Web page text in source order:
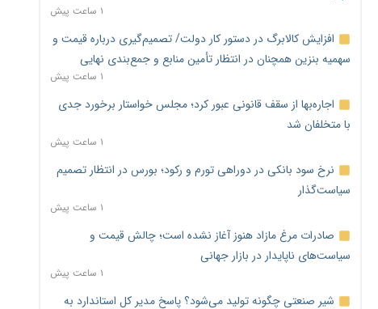
۱ ساعت پیش
افزایش کالابرگ در دستور کار دولت/ تصمیم‌گیری درباره قیمت و
سهمیه بنزین همچنان در انتظار تأمین منابع و جمع‌بندی نهایی
۱ ساعت پیش
اجاره‌بها از سقف قانونی عبور کرد؛ مجلس خواستار برخورد جدی
با متخلفان شد
۱ ساعت پیش
نرخ سود بانکی در دوراهی تورم و رکود؛ بورس در انتظار تصمیم
سیاست‌گذار
۱ ساعت پیش
صادرات مرغ مازاد هنوز آغاز نشده است؛ چالش قیمت و
سیاست‌های ناپایدار در بازار جهانی
۱ ساعت پیش
شیر صنعتی چگونه تولید می‌شود؟ پاسخ مدیر کل استاندارد به